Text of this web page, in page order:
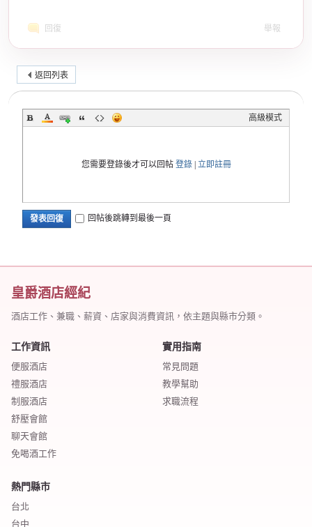
回復 舉報
返回列表
高級模式
您需要登錄後才可以回帖 登錄| 立即註冊
發表回復 回帖後跳轉到最後一頁
皇爵酒店經紀
酒店工作、兼職、薪資、店家與消費資訊，依主題與縣市分類。
工作資訊
便服酒店
禮服酒店
制服酒店
舒壓會館
聊天會館
免喝酒工作
實用指南
常見問題
教學幫助
求職流程
熱門縣市
台北
台中